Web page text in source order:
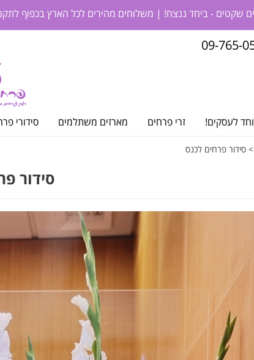
שקטים - ביחד ננצח! | משלוחים מהירים לכל הארץ בכפוף
09-765-
לעסקים! זרי פרחים מארזים משתלמים סידורי
> סידור פרחים לכנס
סידור